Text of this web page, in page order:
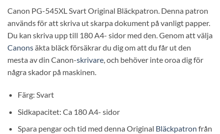
Canon PG-545XL Svart Original Bläckpatron. Denna patron
används för att skriva ut skarpa dokument på vanligt papper.
Du kan skriva upp till 180 A4- sidor med den. Genom att välja
Canonsäkta bläck försäkrar du dig om att du får ut den
mesta av din Canon-skrivare, och behöver inte oroa dig för
några skador på maskinen.
Färg: Svart
Sidkapacitet: Ca 180 A4- sidor
Spara pengar och tid med denna Original Bläckpatron från